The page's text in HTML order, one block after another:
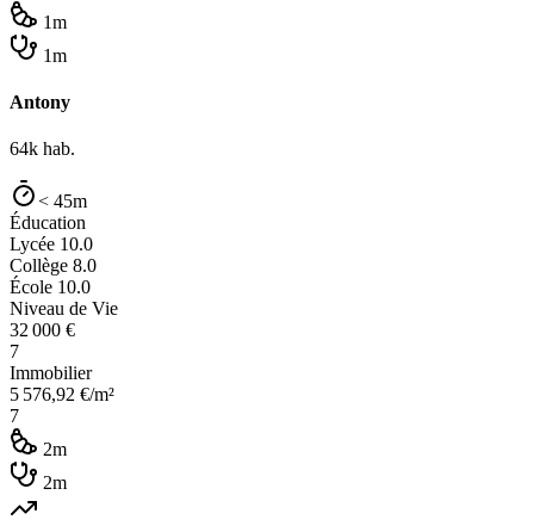
1m
1m
Antony
64k hab.
< 45m
Éducation
Lycée 10.0
Collège 8.0
École 10.0
Niveau de Vie
32 000 €
7
Immobilier
5 576,92 €/m²
7
2m
2m